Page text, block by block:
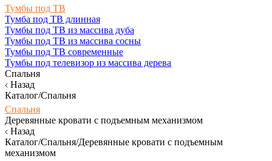
Тумбы под ТВ
Тумба под ТВ длинная
Тумбы под ТВ из массива дуба
Тумбы под ТВ из массива сосны
Тумбы под ТВ современные
Тумбы под телевизор из массива дерева
Спальня
Назад
Каталог/Спальня
Спальня
Деревянные кровати с подъемным механизмом
Назад
Каталог/Спальня/Деревянные кровати с подъемным
механизмом